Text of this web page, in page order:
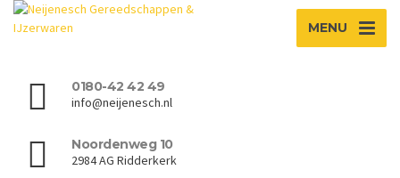
MENU
0180-42 42 49
info@neijenesch.nl
Noordenweg 10
2984 AG Ridderkerk